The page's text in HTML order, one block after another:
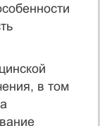
в том